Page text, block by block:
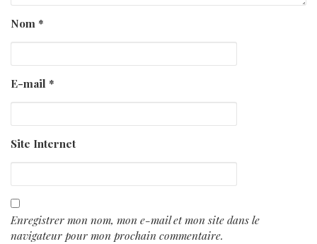
Nom *
E-mail *
Site Internet
Enregistrer mon nom, mon e-mail et mon site dans le
navigateur pour mon prochain commentaire.